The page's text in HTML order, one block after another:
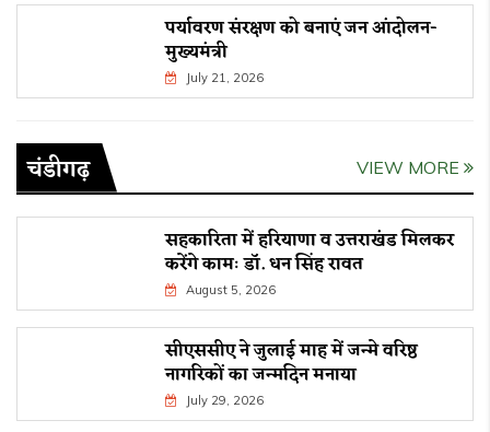
पर्यावरण संरक्षण को बनाएं जन आंदोलन-
मुख्यमंत्री
July 21, 2026
चंडीगढ़ VIEW MORE
सहकारिता में हरियाणा व उत्तराखंड मिलकर
करेंगे कामः डाॅ. धन सिंह रावत
August 5, 2026
सीएससीए ने जुलाई माह में जन्मे वरिष्ठ
नागरिकों का जन्मदिन मनाया
July 29, 2026